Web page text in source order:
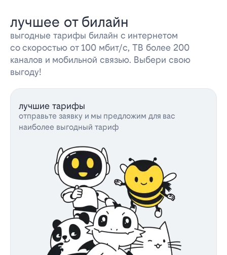
лучшее от билайн
выгодные тарифы билайн с интернетом
со скоростью от 100 мбит/с, ТВ более 200
каналов и мобильной связью. Выбери свою
выгоду!
лучшие тарифы
отправьте заявку и мы предложим для вас
наиболее выгодный тариф